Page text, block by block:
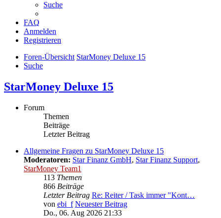
Suche
FAQ
Anmelden
Registrieren
Foren-Übersicht StarMoney Deluxe 15
Suche
StarMoney Deluxe 15
Forum
Themen
Beiträge
Letzter Beitrag
Allgemeine Fragen zu StarMoney Deluxe 15
Moderatoren: Star Finanz GmbH, Star Finanz Support,
StarMoney Team1
113 Themen
866 Beiträge
Letzter Beitrag Re: Reiter / Task immer "Kont…
von ebi_f Neuester Beitrag
Do., 06. Aug 2026 21:33